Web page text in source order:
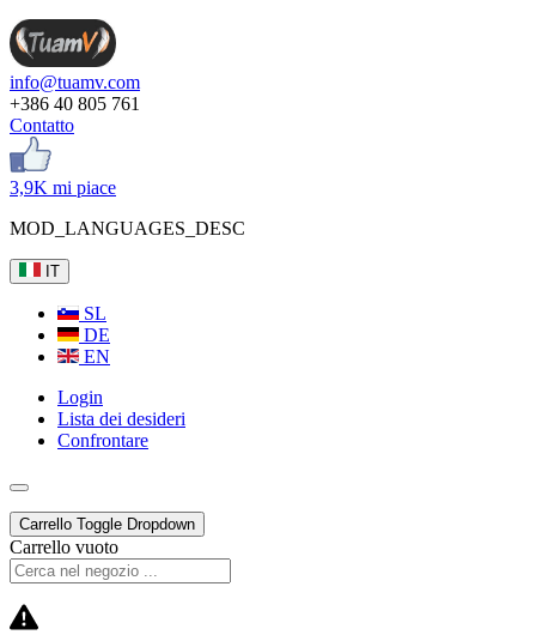
info@tuamv.com
+386 40 805 761
Contatto
3,9K mi piace
MOD_LANGUAGES_DESC
IT
SL
DE
EN
Login
Lista dei desideri
Confrontare
Carrello Toggle Dropdown
Carrello vuoto